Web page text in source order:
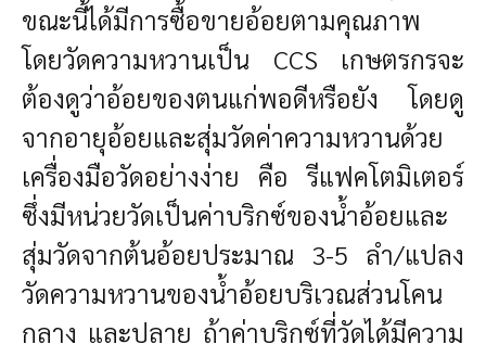
ขณะนี้ได้มีการซื้อขายอ้อยตามคุณภาพ
โดยวัดความหวานเป็น CCS เกษตรกรจะ
ต้องดูว่าอ้อยของตนแก่พอดีหรือยัง โดยดู
จากอายุอ้อยและสุ่มวัดค่าความหวานด้วย
เครื่องมือวัดอย่างง่าย คือ รีแฟคโตมิเตอร์
ซึ่งมีหน่วยวัดเป็นค่าบริกซ์ของน้ำอ้อยและ
สุ่มวัดจากต้นอ้อยประมาณ 3-5 ลำ/แปลง
วัดความหวานของน้ำอ้อยบริเวณส่วนโคน
กลาง และปลาย ถ้าค่าบริกซ์ที่วัดได้มีความ